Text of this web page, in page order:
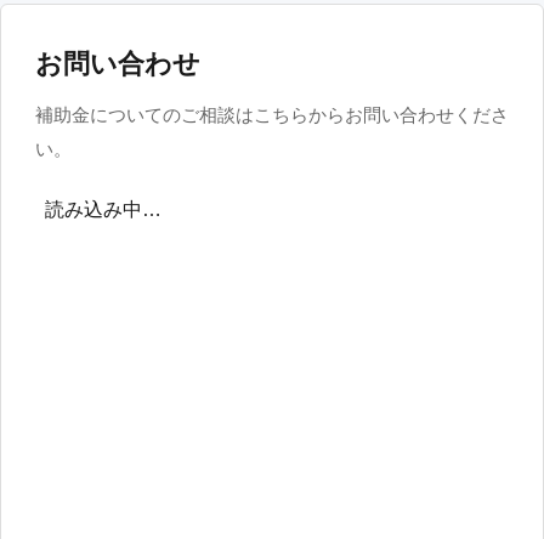
お問い合わせ
補助金についてのご相談はこちらからお問い合わせくださ
い。